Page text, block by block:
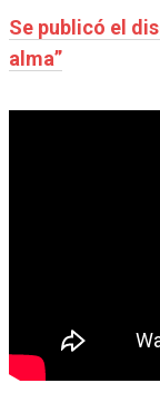
Se publicó el
alma”